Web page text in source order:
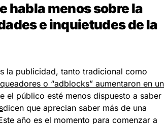
habla menos sobre la
e inquietudes de la
la publicidad, tanto tradicional como
o “adblocks” aumentaron en un
público esté menos dispuesto a saber
dicen que aprecian saber más de una
año es el momento para comenzar a